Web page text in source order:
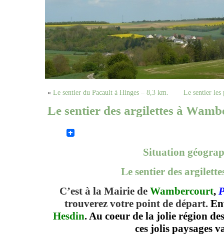
« Le sentier du Pacault à Hinges – 8,3 km. Le sentier les
Le sentier des argilettes à
Situation
Le sentier des
C’est à la Mairie de Wambercourt,
trouverez votre point de départ.
Hesdin.Au coeur de la jolie région
ces jolis paysages